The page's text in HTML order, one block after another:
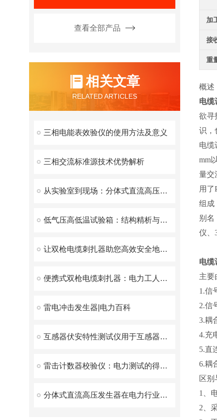
查看全部产品
相关文章
RELATED ARTICLES
三相电能表效验仪的使用方法及意义
三相交流标准源技术优势解析
从实验室到现场：分体式直流高压发生器——电力检测领域的新宠
低气压高低温试验箱：结构精析与性能优势深度解读
让双枪电缆刺扎器助您高效安全地施工
便携式双枪电缆刺扎器：电力工人不可少的工具
雷电冲击发生器|电力百科
互感器伏安特性测试仪用于互感器铁芯质量检查与短路监测
雷击计数器校验仪：电力测试的得力助手
分体式直流高压发生器在电力行业中的应用
加
接
重
概述
电缆
欲寻
识，
电缆
mm
量交
用了
组成
别名
仪、
电缆
主要
1.信
2.信
3.耦
4.充
5.直
6.耦
区别
1、
2、